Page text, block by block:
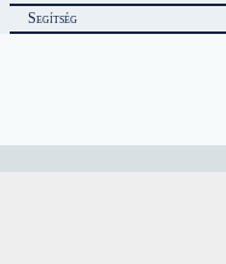
Segítség